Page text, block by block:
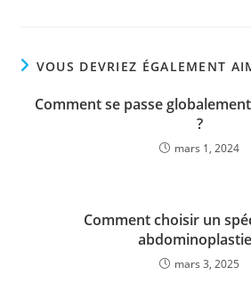
VOUS DEVRIEZ ÉGALEMENT
Comment se passe
?
mars 1, 2024
Comment choisir un
mars 3, 2025